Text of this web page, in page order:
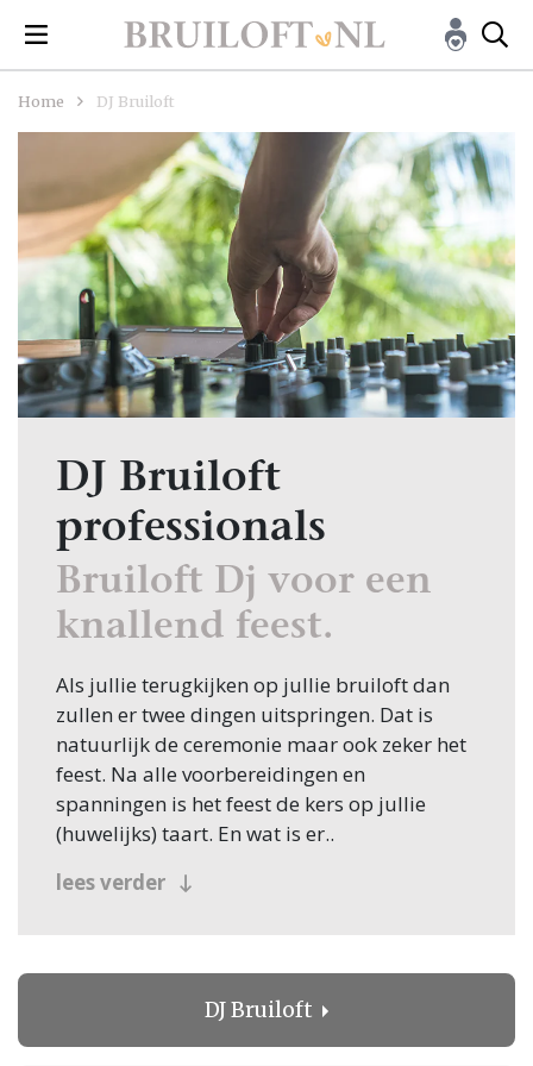
Home DJ Bruiloft
DJ Bruiloft
professionals
Bruiloft Dj voor een
knallend feest.
Als jullie terugkijken op jullie bruiloft dan
zullen er twee dingen uitspringen. Dat is
natuurlijk de ceremonie maar ook zeker het
feest. Na alle voorbereidingen en
spanningen is het feest de kers op jullie
(huwelijks) taart. En wat is er..
dan fijner om lekker met je familie
Bruiloft dj nodig in de voorbereidingen. Hij
of zij weet precies wanneer het nummer
lees verder
DJ Bruiloft